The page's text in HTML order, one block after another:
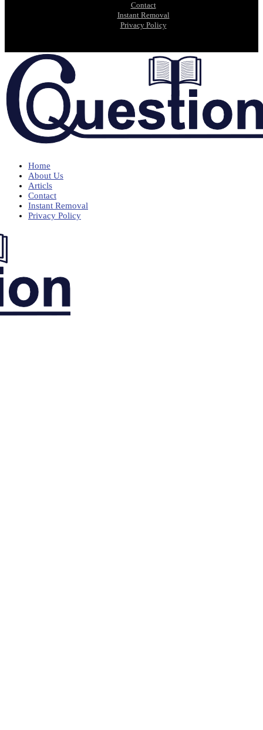
Contact
Instant Removal
Privacy Policy
Home
About Us
Articls
Contact
Instant Removal
Privacy Policy